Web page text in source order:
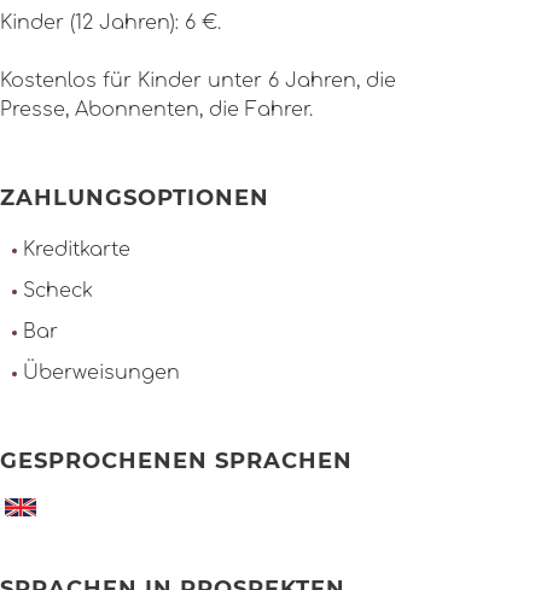
Kinder (12 Jahren): 6 €.
Kostenlos für Kinder unter 6 Jahren, die
Presse, Abonnenten, die Fahrer.
ZAHLUNGSOPTIONEN
Kreditkarte
Scheck
Bar
Überweisungen
GESPROCHENEN SPRACHEN